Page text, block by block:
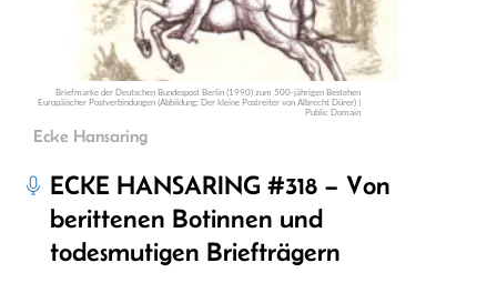
Briefmarke der Deutschen Bundespost Berlin (1990) zum 500-jährigen Bestehen
Europäischer Postverbindungen (Abbildung: Der kleine Postreiter von Albrecht Dürer) |
Public Domain
Ecke Hansaring
ECKE HANSARING #318 – Von
berittenen Botinnen und
todesmutigen Briefträgern